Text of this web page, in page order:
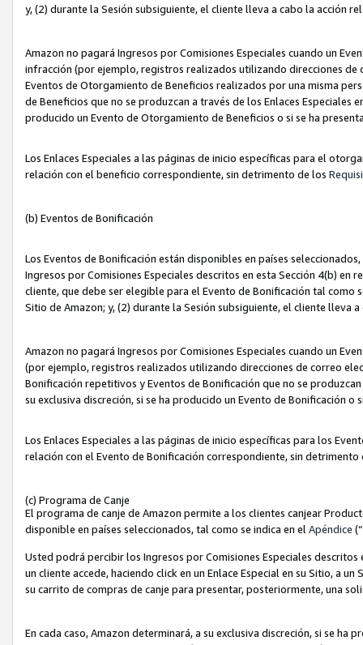
y, (2) durante la Sesión subsiguiente, el cliente lleva a cabo la acción
Amazon no pagará Ingresos por Comisiones Especiales cuando un
infracción (por ejemplo, registros realizados utilizando direcciones
Eventos de Otorgamiento de Beneficios realizados por una misma
de Beneficios que no se produzcan a través de los Enlaces Especiales
producido un Evento de Otorgamiento de Beneficios o si se ha
Los Enlaces Especiales a las páginas de inicio específicas para el
relación con el beneficio correspondiente, sin detrimento de los
(b) Eventos de Bonificación
Los Eventos de Bonificación están disponibles en países
Ingresos por Comisiones Especiales descritos en esta Sección 4(b) en
cliente, que debe ser elegible para el Evento de Bonificación tal como
Sitio de Amazon; y, (2) durante la Sesión subsiguiente, el cliente lleva
Amazon no pagará Ingresos por Comisiones Especiales cuando un
(por ejemplo, registros realizados utilizando direcciones de correo
Bonificación repetitivos y Eventos de Bonificación que no se
su exclusiva discreción, si se ha producido un Evento de Bonificación
Los Enlaces Especiales a las páginas de inicio específicas para los
relación con el Evento de Bonificación correspondiente, sin
(c) Programa de Canje
El programa de canje de Amazon permite a los clientes canjear
disponible en países seleccionados, tal como se indica en el Apéndice
Usted podrá percibir los Ingresos por Comisiones Especiales
un cliente accede, haciendo click en un Enlace Especial en su Sitio, a
su carrito de compras de canje para presentar, posteriormente, una
En cada caso, Amazon determinará, a su exclusiva discreción, si se